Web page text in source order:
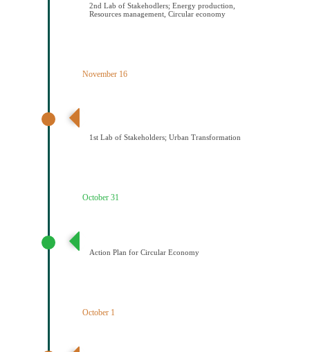
2nd Lab of Stakehodlers; Energy production,
Resources management, Circular economy
November 16
1st Lab of Stakeholders; Urban Transformation
October 31
Action Plan for Circular Economy
October 1